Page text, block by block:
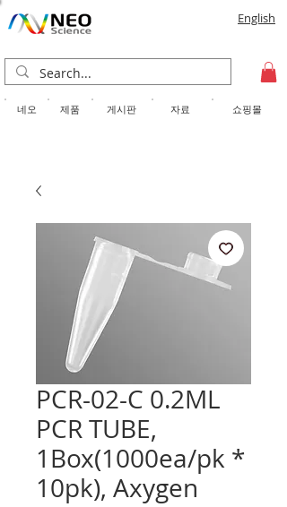
English
​네오 제품 게시판 자료 쇼핑몰
PCR-02-C 0.2ML
PCR TUBE,
1Box(1000ea/pk *
10pk), Axygen